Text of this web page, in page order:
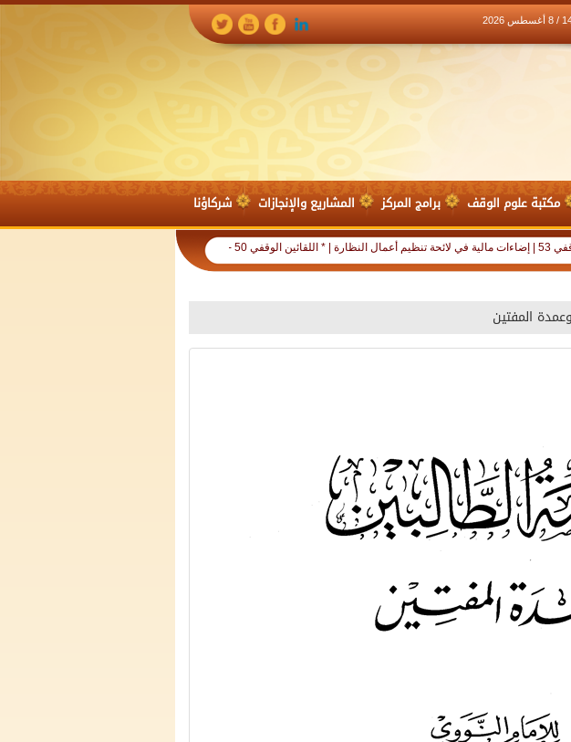
مكتبة علوم الوقف برامج المركز المشاريع والإنجازات شركاؤنا
| * اللقائين الوقفي 50 - 51 | المعيار الشرعي للوقف |